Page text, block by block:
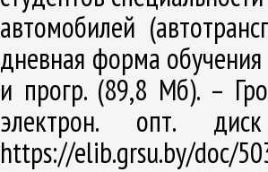
автомобилей
дневная форма
и прогр. (89,8 Мб). –
электрон. опт.
https://elib.grsu.by/doc/